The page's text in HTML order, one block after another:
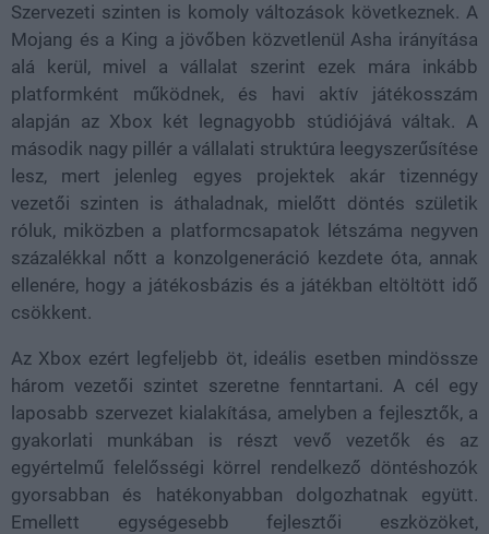
Szervezeti szinten is komoly változások következnek. A
Mojang és a King a jövőben közvetlenül Asha irányítása
alá kerül, mivel a vállalat szerint ezek mára inkább
platformként működnek, és havi aktív játékosszám
alapján az Xbox két legnagyobb stúdiójává váltak. A
második nagy pillér a vállalati struktúra leegyszerűsítése
lesz, mert jelenleg egyes projektek akár tizennégy
vezetői szinten is áthaladnak, mielőtt döntés születik
róluk, miközben a platformcsapatok létszáma negyven
százalékkal nőtt a konzolgeneráció kezdete óta, annak
ellenére, hogy a játékosbázis és a játékban eltöltött idő
csökkent.
Az Xbox ezért legfeljebb öt, ideális esetben mindössze
három vezetői szintet szeretne fenntartani. A cél egy
laposabb szervezet kialakítása, amelyben a fejlesztők, a
gyakorlati munkában is részt vevő vezetők és az
egyértelmű felelősségi körrel rendelkező döntéshozók
gyorsabban és hatékonyabban dolgozhatnak együtt.
Emellett egységesebb fejlesztői eszközöket,